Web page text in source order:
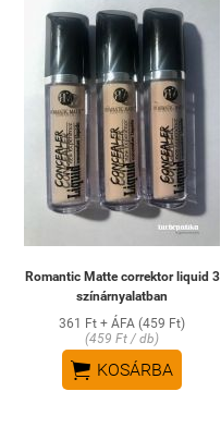
Romantic Matte correktor liquid 3
színárnyalatban
361 Ft + ÁFA (459 Ft)
(459 Ft / db)
 KOSÁRBA